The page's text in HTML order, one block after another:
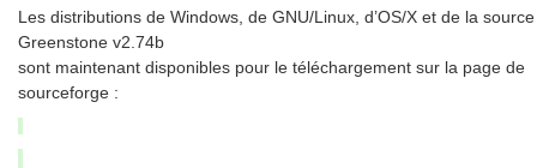
Les distributions de Windows, de GNU/Linux, d’OS/X et de la
Greenstone v2.74b
sont maintenant disponibles pour le téléchargement sur la page de
sourceforge :